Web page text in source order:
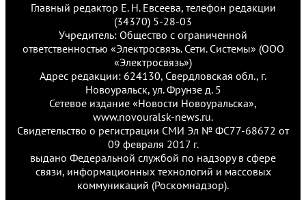
Главный редактор Е. Н. Евсеева, телефон редакции
(34370) 5-28-03
Учредитель: Общество с ограниченной
ответственностью «Электросвязь. Сети. Системы» (ООО
«Электросвязь»)
Адрес редакции: 624130, Свердловская обл., г.
Новоуральск, ул. Фрунзе д. 5
Сетевое издание «Новости Новоуральска»,
www.novouralsk-news.ru.
Свидетельство о регистрации СМИ Эл № ФС77-68672 от
09 февраля 2017 г.
выдано Федеральной службой по надзору в сфере
связи, информационных технологий и массовых
коммуникаций (Роскомнадзор).